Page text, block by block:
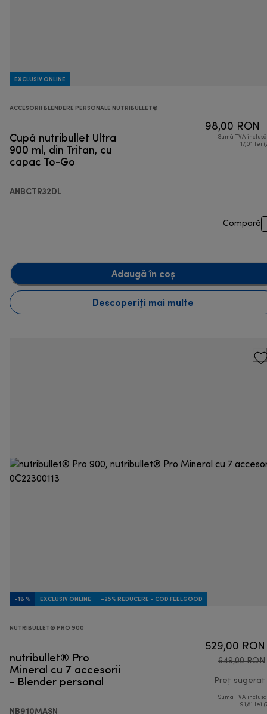
EXCLUSIV ONLINE
ACCESORII BLENDERE PERSONALE NUTRIBULLET®
Cupă nutribullet Ultra
900 ml, din Tritan, cu
capac To-Go
ANBCTR32DL
98,00 RON
Sumă TVA
17,01 lei
Compară
Adaugă în coș
Descoperiți mai multe
-18 % EXCLUSIV ONLINE -25% REDUCERE - COD FEELGOOD
NUTRIBULLET® PRO 900
nutribullet® Pro
Mineral cu 7 accesorii
- Blender personal
NB910MASN
529,00 RON
649,00 RON
Preț sugerat
Sumă TVA
91,81 lei